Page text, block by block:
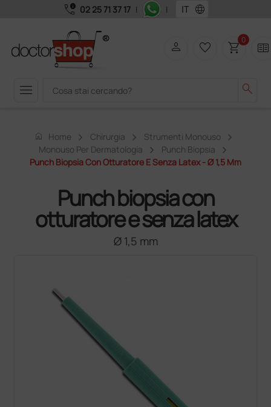
call_quality 02 25 71 37 17 | | language
menu search
person favorite_border shopping_cart0 two_pager
home Home Chirurgia
Strumenti Monouso
Monouso Per Dermatologia
Punch Biopsia
Punch Biopsia Con Otturatore E Senza Latex - Ø 1,5 Mm
Punch biopsia con
otturatore e senza latex
Ø 1,5 mm